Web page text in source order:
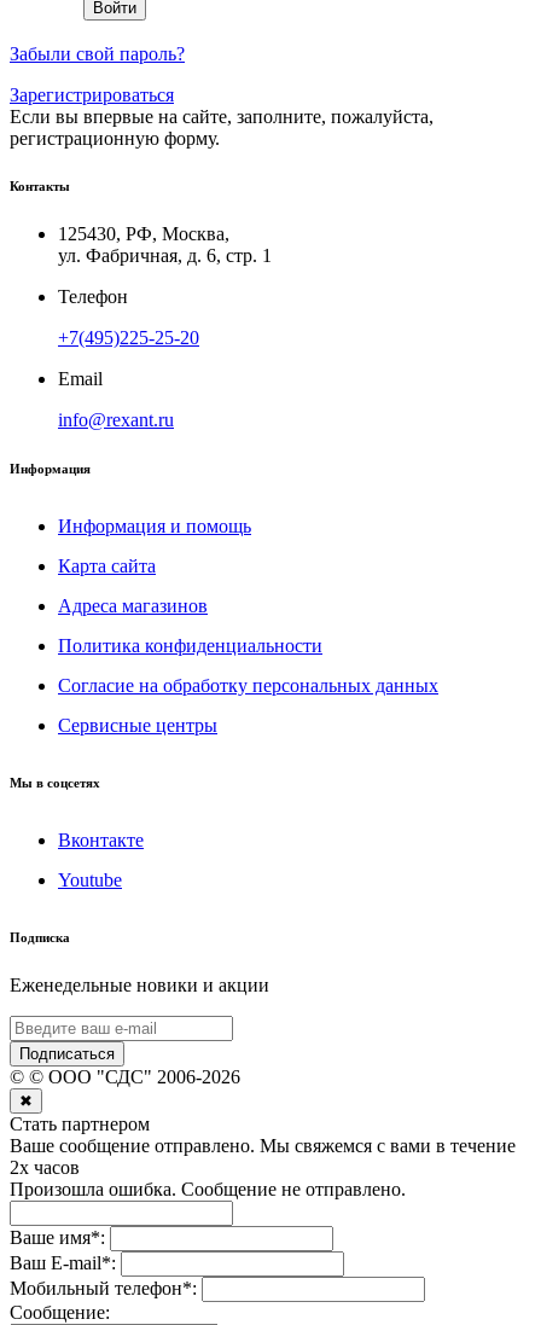
Забыли свой пароль?
Зарегистрироваться
Если вы впервые на сайте, заполните, пожалуйста,
регистрационную форму.
Контакты
125430, РФ, Москва,
ул. Фабричная, д. 6, стр. 1
Телефон
+7(495)225-25-20
Email
info@rexant.ru
Информация
Информация и помощь
Карта сайта
Адреса магазинов
Политика конфиденциальности
Согласие на обработку персональных данных
Сервисные центры
Мы в соцсетях
Вконтакте
Youtube
Подписка
Еженедельные новики и акции
Подписаться
© © ООО "СДС" 2006-2026
✖
Стать партнером
Ваше сообщение отправлено. Мы свяжемся с вами в течение
2х часов
Произошла ошибка. Сообщение не отправлено.
Ваше имя*:
Ваш E-mail*:
Мобильный телефон*:
Сообщение: